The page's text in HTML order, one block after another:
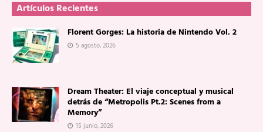
Artículos Recientes
Florent Gorges: La historia de Nintendo Vol. 2
5 agosto, 2026
Dream Theater: El viaje conceptual y musical
detrás de “Metropolis Pt.2: Scenes from a
Memory”
15 junio, 2026